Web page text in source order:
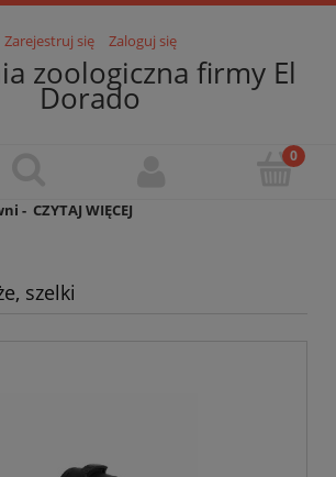
Zarejestruj się Zaloguj się
zoologiczna firmy El
Dorado
- CZYTAJ WIĘCEJ
szelki